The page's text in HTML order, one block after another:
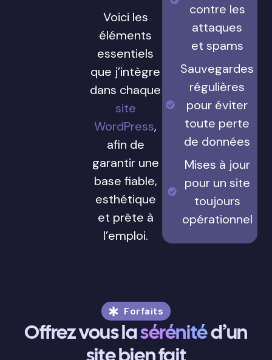
Voici les
éléments
essentiels
que j’intègre
dans chaque
site
WordPress,
afin de
garantir une
base fiable,
esthétique
et prête à
l’emploi.
contre les
attaques
et spams
Sauvegardes
régulières
pour éviter
toute perte
de données
Mises à jour
pour un site
toujours
opérationnel
Forfaits
Offrez vous lasérénitéd’un